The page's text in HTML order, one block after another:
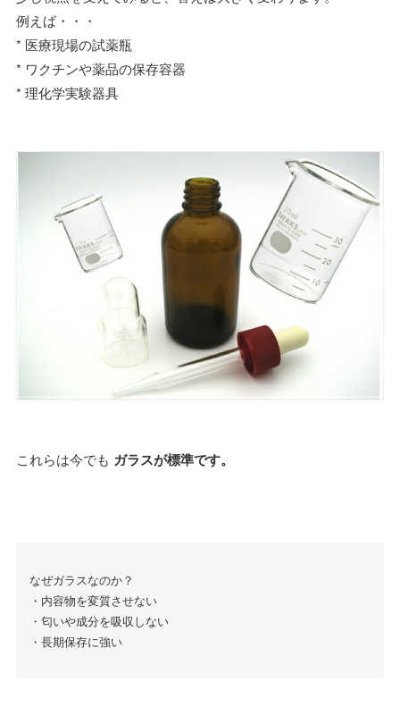
例えば・・・
* 医療現場の試薬瓶
* ワクチンや薬品の保存容器
* 理化学実験器具
これらは今でも ガラスが標準です。
なぜガラスなのか？
・内容物を変質させない
・匂いや成分を吸収しない
・長期保存に強い